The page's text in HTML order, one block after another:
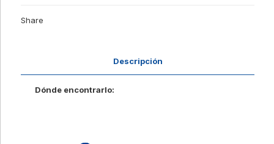
Share
Descripción
Dónde encontrarlo: